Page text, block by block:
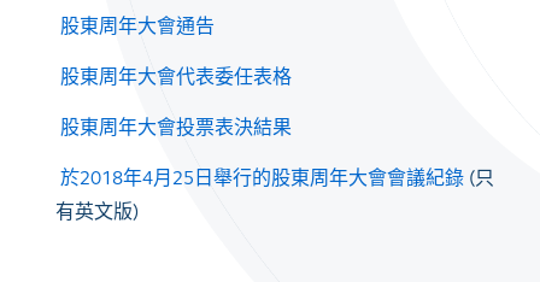
股東周年大會通告
股東周年大會代表委任表格
股東周年大會投票表決結果
於2018年4月25日舉行的股東周年大會會議紀錄 (只
有英文版)